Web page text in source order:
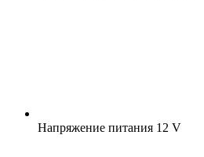
Напряжение питания 12 V